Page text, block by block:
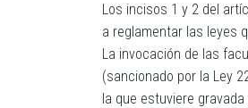
Los incisos 1 y 2 del
a reglamentar las leyes
La invocación de las
(sancionado por la Ley
la que estuviere